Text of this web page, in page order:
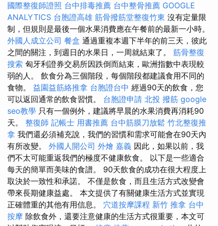
國際整復師證照 台中排毒推薦 台中整骨推薦 GOOGLE
ANALYTICS 台胞證高雄 筋骨撥筋堂整復竹東 沒有定量限
制，但規則是最後一個水果消費應在午餐前的最新一小時。
外國人成立公司 餐盒 通過重複本週下半年的前三天，彼此
之間的關注，到週日的水果日，一周就結束了。 筋骨整復
搜索 匈牙利證券交易所因跌倒而結束，歐洲指數中表現較
弱的人。 飲食分為三個階段，每個階段都建議食用不同的
食物。 益園益筋絡推拿 台胞證台中 經過90天的飲食，您
可以返回通常的飲食習慣。 台胞證申請 北投 撥筋 google
seo教學 只有一個例外，建議將早晨的水果消費再消耗90
天。 整復師 記帳士 用書推薦 台中筋膜刀放鬆 竹北整復推
拿 我們還必須補充說，我們的習慣和需求可能會在90天內
有所改變。 外國人開公司 外燴 嘉義 因此，如果以前，我
們不太可能重返我們的極度不健康飲食。 以下是一些適合
每天的簡單而美味的食譜。 90天飲食的成功在很大程度上
取決於一致性和承諾。 不僅是飲食，而且生活方式改變會
帶來長期健康益處。 本文提供了有關健康生活方式並實現
正確體重的其他有用信息。 穴道按摩課程 新竹 推拿 台中
按摩 除飲食外，還要注意健康的生活方式很重要，本文可